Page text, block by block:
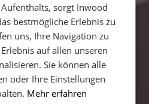
GERMAN
ITALIAN
SPANISH
sorgt Inwood
bestmögliche Erlebnis zu
uns, Ihre Navigation zu
auf allen unseren
Sie können alle
oder Ihre Einstellungen
Mehr erfahren